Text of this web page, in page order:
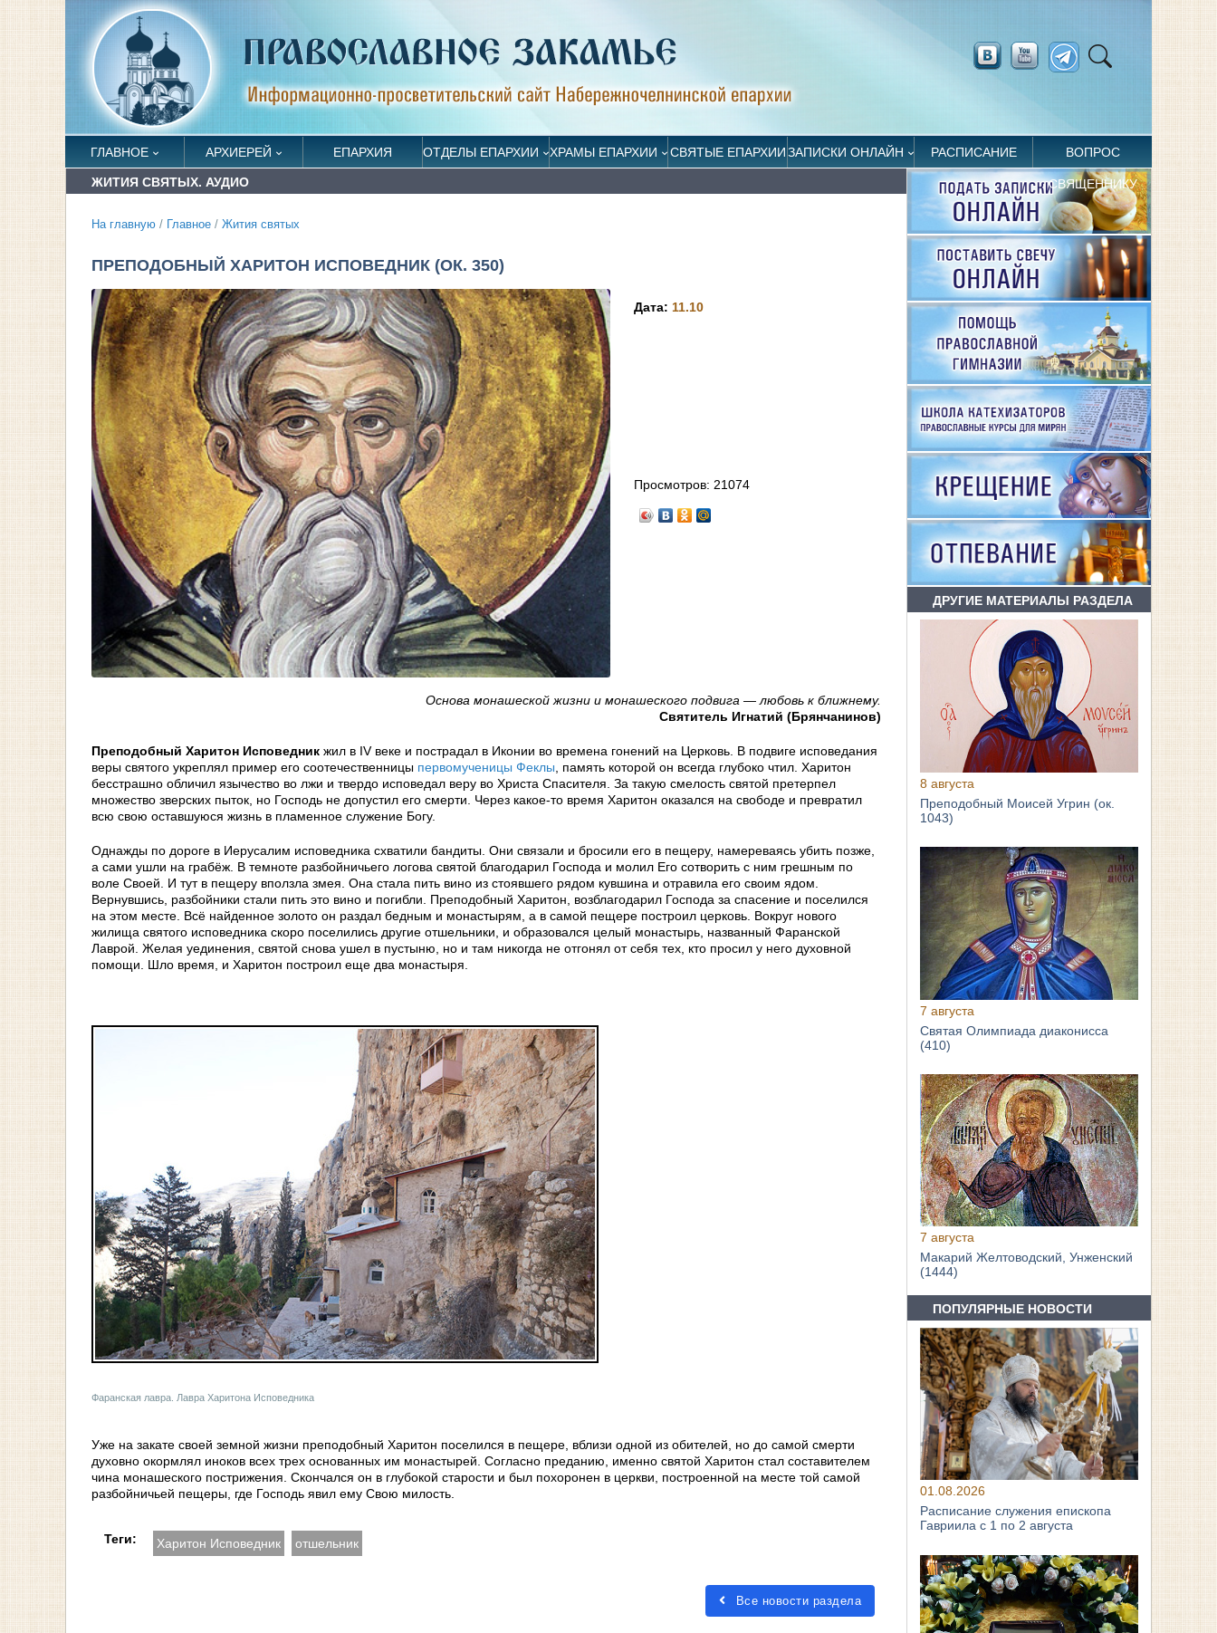
ГЛАВНОЕ АРХИЕРЕЙ ЕПАРХИЯ ОТДЕЛЫ ЕПАРХИИ ХРАМЫ ЕПАРХИИ СВЯТЫЕ ЕПАРХИИЗАПИСКИ ОНЛАЙН РАСПИСАНИЕ ВОПРОС
СВЯЩЕННИКУ
ЖИТИЯ СВЯТЫХ. АУДИО
На главную / Главное / Жития святых
ПРЕПОДОБНЫЙ ХАРИТОН ИСПОВЕДНИК (ОК. 350)
Дата: 11.10
Просмотров: 21074
Основа монашеской жизни и монашеского подвига — любовь к ближнему.
Святитель Игнатий (Брянчанинов)
Преподобный Харитон Исповедник жил в IV веке и пострадал в Иконии во времена гонений на Церковь. В подвиге исповедания
веры святого укреплял пример его соотечественницы первомученицы Феклы, память которой он всегда глубоко чтил. Харитон
бесстрашно обличил язычество во лжи и твердо исповедал веру во Христа Спасителя. За такую смелость святой претерпел
множество зверских пыток, но Господь не допустил его смерти. Через какое-то время Харитон оказался на свободе и превратил
всю свою оставшуюся жизнь в пламенное служение Богу.
Однажды по дороге в Иерусалим исповедника схватили бандиты. Они связали и бросили его в пещеру, намереваясь убить позже,
а сами ушли на грабёж. В темноте разбойничьего логова святой благодарил Господа и молил Его сотворить с ним грешным по
воле Своей. И тут в пещеру вползла змея. Она стала пить вино из стоявшего рядом кувшина и отравила его своим ядом.
Вернувшись, разбойники стали пить это вино и погибли. Преподобный Харитон, возблагодарил Господа за спасение и поселился
на этом месте. Всё найденное золото он раздал бедным и монастырям, а в самой пещере построил церковь. Вокруг нового
жилища святого исповедника скоро поселились другие отшельники, и образовался целый монастырь, названный Фаранской
Лаврой. Желая уединения, святой снова ушел в пустыню, но и там никогда не отгонял от себя тех, кто просил у него духовной
помощи. Шло время, и Харитон построил еще два монастыря.
Фаранская лавра. Лавра Харитона Исповедника
Уже на закате своей земной жизни преподобный Харитон поселился в пещере, вблизи одной из обителей, но до самой смерти
духовно окормлял иноков всех трех основанных им монастырей. Согласно преданию, именно святой Харитон стал составителем
чина монашеского пострижения. Скончался он в глубокой старости и был похоронен в церкви, построенной на месте той самой
разбойничьей пещеры, где Господь явил ему Свою милость.
Теги: Харитон Исповедник отшельник
Все новости раздела
ДРУГИЕ МАТЕРИАЛЫ РАЗДЕЛА
8 августа
Преподобный Моисей Угрин (ок.
1043)
7 августа
Святая Олимпиада диаконисса
(410)
7 августа
Макарий Желтоводский, Унженский
(1444)
ПОПУЛЯРНЫЕ НОВОСТИ
01.08.2026
Расписание служения епископа
Гавриила с 1 по 2 августа